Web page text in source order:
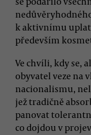
k aktivnímu
především
Ve chvíli, kdy se,
obyvatel veze na
nacionalismu,
jež tradičně
panovat
co dojdou v